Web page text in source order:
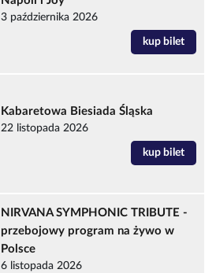
3 października 2026
kup bilet
Kabaretowa Biesiada Śląska
22 listopada 2026
kup bilet
NIRVANA SYMPHONIC TRIBUTE -
przebojowy program na żywo w
Polsce
6 listopada 2026